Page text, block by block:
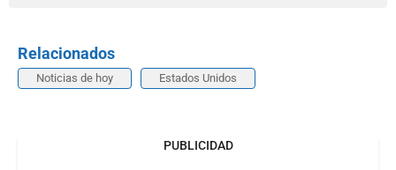
Relacionados
Noticias de hoy Estados Unidos
PUBLICIDAD